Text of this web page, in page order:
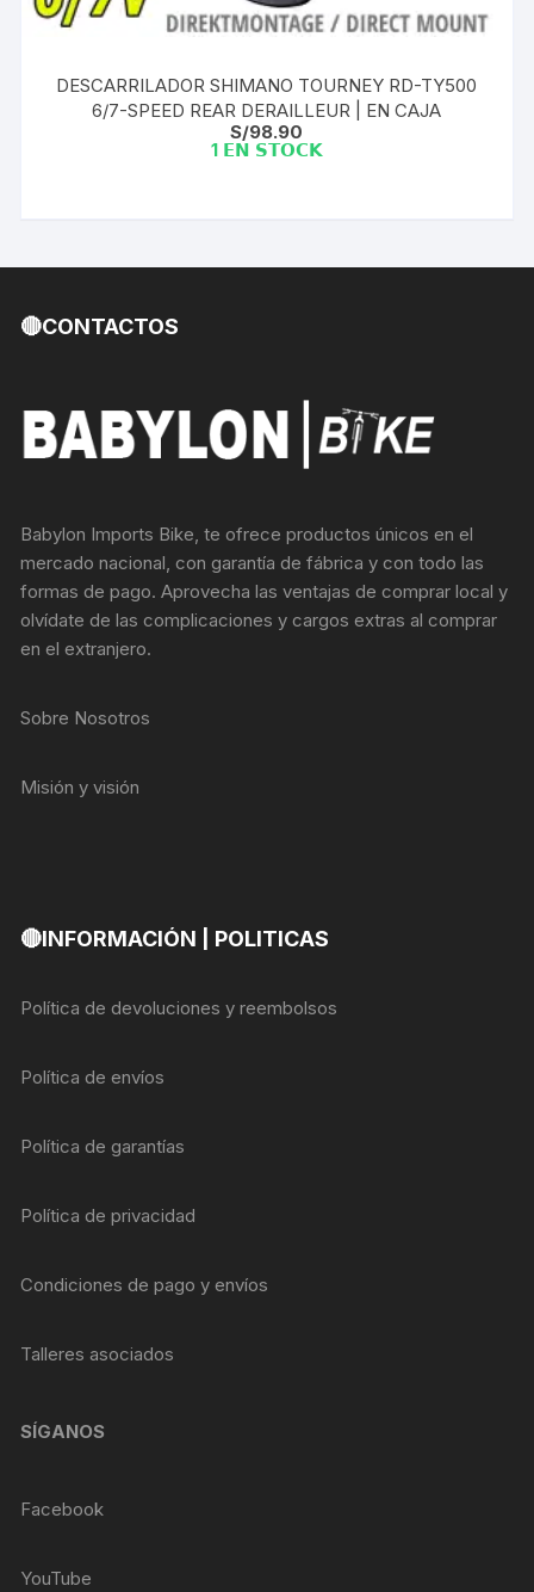
DESCARRILADOR SHIMANO TOURNEY RD-TY500
6/7-SPEED REAR DERAILLEUR | EN CAJA
S/98.90
1 𝗘𝗡 𝗦𝗧𝗢𝗖𝗞
🔴CONTACTOS
Babylon Imports Bike, te ofrece productos únicos en el
mercado nacional, con garantía de fábrica y con todo las
formas de pago. Aprovecha las ventajas de comprar local y
olvídate de las complicaciones y cargos extras al comprar
en el extranjero.
Sobre Nosotros
Misión y visión
🔴INFORMACIÓN | POLITICAS
Política de devoluciones y reembolsos
Política de envíos
Política de garantías
Política de privacidad
Condiciones de pago y envíos
Talleres asociados
SÍGANOS
Facebook
YouTube